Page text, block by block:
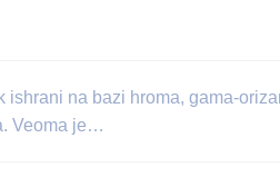
ishrani na bazi hroma, gama-
Veoma je…